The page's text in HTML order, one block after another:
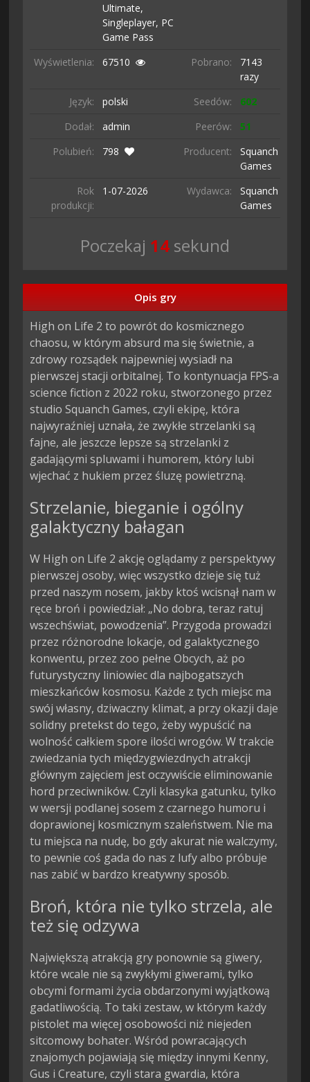
Ultimate,
Singleplayer, PC
Game Pass
Wyświetlenia: 67510 Pobrano:
7143
razy
Język:
polski Seedów:
602
Dodał:
admin Peerów:
51
Polubień:
798 Producent:
Squanch
Games
Rok
produkcji:
1-07-2026 Wydawca:
Squanch
Games
Poczekaj 13 sekund
Opis gry
High on Life 2 to powrót do kosmicznego
chaosu, w którym absurd ma się świetnie, a
zdrowy rozsądek najpewniej wysiadł na
pierwszej stacji orbitalnej. To kontynuacja FPS-a
science fiction z 2022 roku, stworzonego przez
studio Squanch Games, czyli ekipę, która
najwyraźniej uznała, że zwykłe strzelanki są
fajne, ale jeszcze lepsze są strzelanki z
gadającymi spluwami i humorem, który lubi
wjechać z hukiem przez śluzę powietrzną.
Strzelanie, bieganie i ogólny
galaktyczny bałagan
W High on Life 2 akcję oglądamy z perspektywy
pierwszej osoby, więc wszystko dzieje się tuż
przed naszym nosem, jakby ktoś wcisnął nam w
ręce broń i powiedział: „No dobra, teraz ratuj
wszechświat, powodzenia”. Przygoda prowadzi
przez różnorodne lokacje, od galaktycznego
konwentu, przez zoo pełne Obcych, aż po
futurystyczny liniowiec dla najbogatszych
mieszkańców kosmosu. Każde z tych miejsc ma
swój własny, dziwaczny klimat, a przy okazji daje
solidny pretekst do tego, żeby wypuścić na
wolność całkiem spore ilości wrogów. W trakcie
zwiedzania tych międzygwiezdnych atrakcji
głównym zajęciem jest oczywiście eliminowanie
hord przeciwników. Czyli klasyka gatunku, tylko
w wersji podlanej sosem z czarnego humoru i
doprawionej kosmicznym szaleństwem. Nie ma
tu miejsca na nudę, bo gdy akurat nie walczymy,
to pewnie coś gada do nas z lufy albo próbuje
nas zabić w bardzo kreatywny sposób.
Broń, która nie tylko strzela, ale
też się odzywa
Największą atrakcją gry ponownie są giwery,
które wcale nie są zwykłymi giwerami, tylko
obcymi formami życia obdarzonymi wyjątkową
gadatliwością. To taki zestaw, w którym każdy
pistolet ma więcej osobowości niż niejeden
sitcomowy bohater. Wśród powracających
znajomych pojawiają się między innymi Kenny,
Gus i Creature, czyli stara gwardia, która